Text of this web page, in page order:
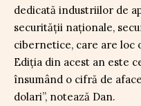
dedicată industriilor de
securității naționale,
cibernetice, care are loc
Ediția din acest an este
însumând o cifră de
dolari”, notează Dan.